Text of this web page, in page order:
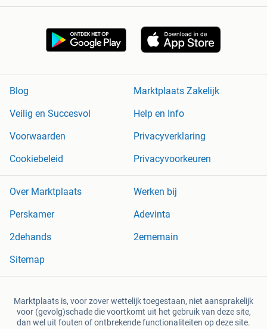
Blog
Marktplaats Zakelijk
Veilig en Succesvol
Help en Info
Voorwaarden
Privacyverklaring
Cookiebeleid
Privacyvoorkeuren
Over Marktplaats
Werken bij
Perskamer
Adevinta
2dehands
2ememain
Sitemap
Marktplaats is, voor zover wettelijk toegestaan, niet aansprakelijk
voor (gevolg)schade die voortkomt uit het gebruik van deze site,
dan wel uit fouten of ontbrekende functionaliteiten op deze site.